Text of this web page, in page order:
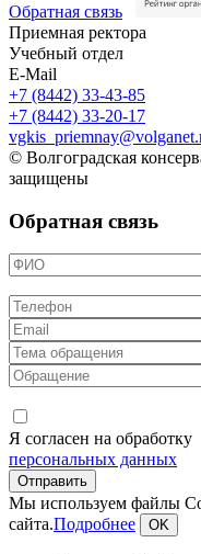
Обратная связь
Приемная ректора
Учебный отдел
E-Mail
+7 (8442) 33-43-85
+7 (8442) 33-20-17
© Волгоградская
защищены
Обратная связь
Я согласен на обработку
персональных данных
Мы используем файлы
сайта.Подробнее OK